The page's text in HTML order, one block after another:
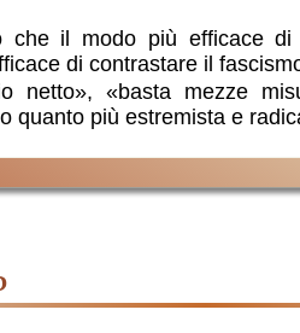
il modo più efficace di
di contrastare il
netto», «basta mezze
quanto più estremista e